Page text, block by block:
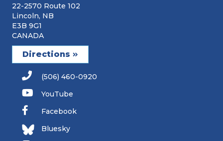
22-2570 Route 102
Lincoln, NB
E3B 9G1
CANADA
Directions
(506) 460-0920
YouTube
Facebook
Bluesky